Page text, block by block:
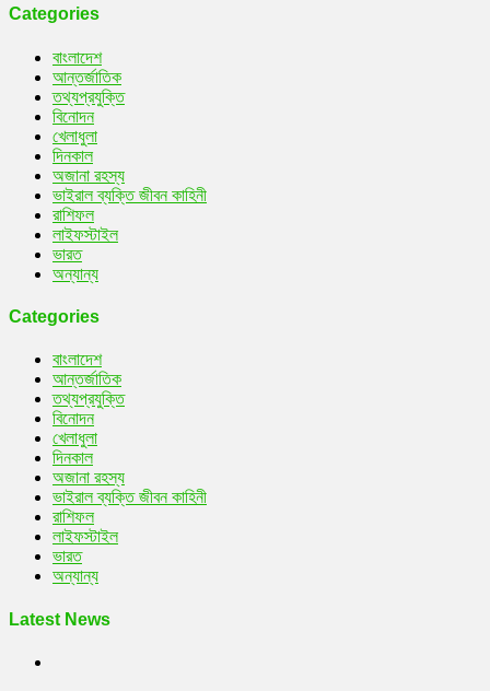
Categories
বাংলাদেশ
আন্তর্জাতিক
তথ্যপ্রযুক্তি
বিনোদন
খেলাধুলা
দিনকাল
অজানা রহস্য
ভাইরাল ব্যক্তি জীবন কাহিনী
রাশিফল
লাইফস্টাইল
ভারত
অন্যান্য
Categories
বাংলাদেশ
আন্তর্জাতিক
তথ্যপ্রযুক্তি
বিনোদন
খেলাধুলা
দিনকাল
অজানা রহস্য
ভাইরাল ব্যক্তি জীবন কাহিনী
রাশিফল
লাইফস্টাইল
ভারত
অন্যান্য
Latest News